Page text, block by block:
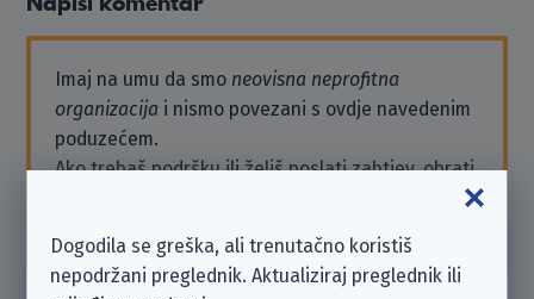
Imaj na umu da smo neovisna neprofitna
organizacija i nismo povezani s ovdje navedenim
poduzećem.
Ako trebaš podršku ili želiš poslati zahtjev, obrati
Dogodila se greška, ali trenutačno koristiš
nepodržani preglednik. Aktualiziraj preglednik ili